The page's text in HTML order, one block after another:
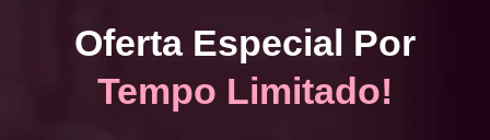
Oferta Especial Por
Tempo Limitado!